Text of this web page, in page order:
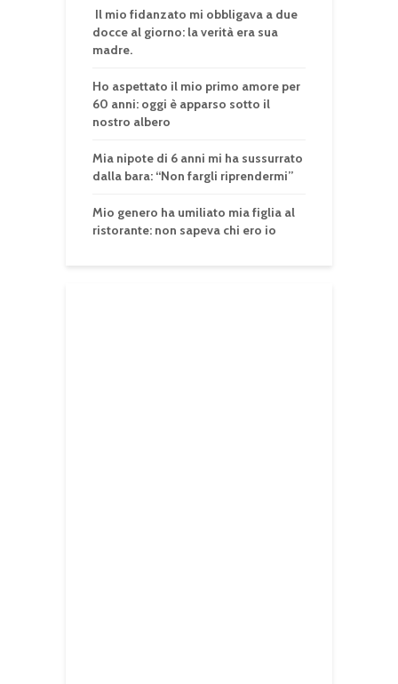
Il mio fidanzato mi obbligava a due
docce al giorno: la verità era sua
madre.
Ho aspettato il mio primo amore per
60 anni: oggi è apparso sotto il
nostro albero
Mia nipote di 6 anni mi ha sussurrato
dalla bara: “Non fargli riprendermi”
Mio genero ha umiliato mia figlia al
ristorante: non sapeva chi ero io